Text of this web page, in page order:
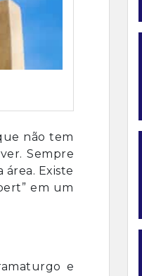
não tem
Sempre
Existe
em um
e